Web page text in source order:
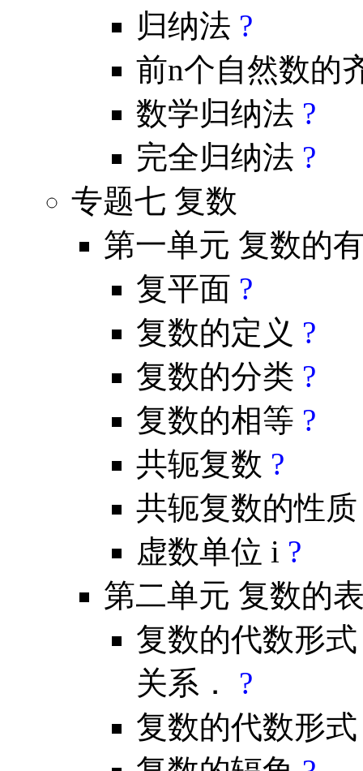
归纳法 ?
前n个自然数的
数学归纳法 ?
完全归纳法 ?
专题七 复数
第一单元 复数的
复平面 ?
复数的定义 ?
复数的分类 ?
复数的相等 ?
共轭复数 ?
共轭复数的性
虚数单位 i ?
第二单元 复数的
复数的代数形
关系． ?
复数的代数形